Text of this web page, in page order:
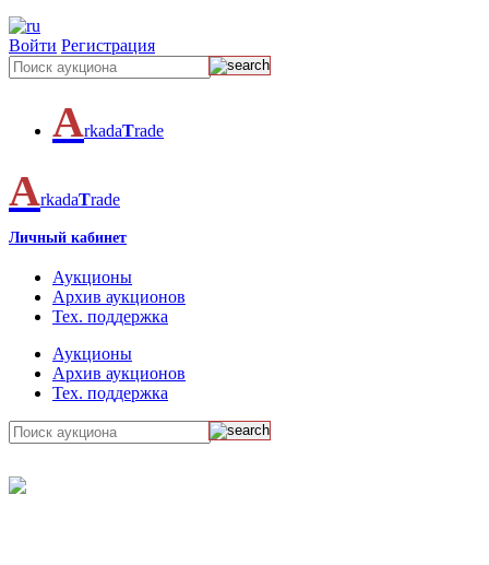
Войти Регистрация
ArkadaTrade
ArkadaTrade
Личный кабинет
Аукционы
Архив аукционов
Тех. поддержка
Аукционы
Архив аукционов
Тех. поддержка